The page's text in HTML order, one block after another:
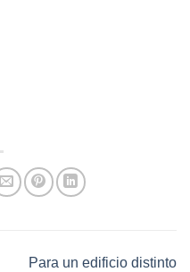
Para un edificio distinto